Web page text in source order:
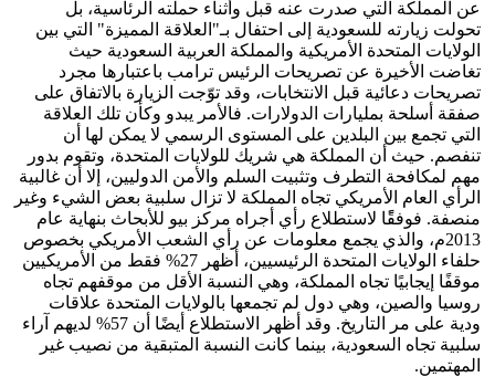
عن المملكة التي صدرت عنه قبل وأثناء حملته الرئاسية، بل
تحولت زيارته للسعودية إلى احتفال بـ"العلاقة المميزة" التي بين
الولايات المتحدة الأمريكية والمملكة العربية السعودية حيث
تغاضت الأخيرة عن تصريحات الرئيس ترامب باعتبارها مجرد
تصريحات دعائية قبل الانتخابات، وقد توّجت الزيارة بالاتفاق على
صفقة أسلحة بمليارات الدولارات. فالأمر يبدو وكأن تلك العلاقة
التي تجمع بين البلدين على المستوى الرسمي لا يمكن لها أن
تنفصم. حيث أن المملكة هي شريك للولايات المتحدة، وتقوم بدور
مهم لمكافحة التطرف وتثبيت السلم والأمن الدوليين، إلا أن غالبية
الرأي العام الأمريكي تجاه المملكة لا تزال سلبية بعض الشيء وغير
منصفة. فوفقًًا لاستطلاع رأي أجراه مركز بيو للأبحاث بنهاية عام
2013م، والذي يجمع معلومات عن رأي الشعب الأمريكي بخصوص
حلفاء الولايات المتحدة الرئيسيين، أظهر 27% فقط من الأمريكيين
موقفًا إيجابيًا تجاه المملكة، وهي النسبة الأقل من موقفهم تجاه
روسيا والصين، وهي دول لم تجمعها بالولايات المتحدة علاقات
ودية على مر التاريخ. وقد أظهر الاستطلاع أيضًا أن 57% لديهم آراء
سلبية تجاه السعودية، بينما كانت النسبة المتبقية من نصيب غير
المهتمين.